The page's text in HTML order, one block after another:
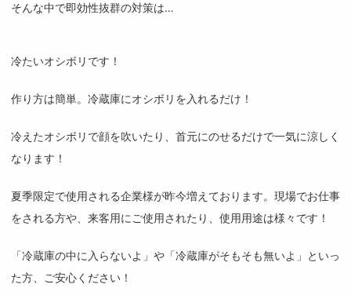
そんな中で即効性抜群の対策は…
冷たいオシボリです！
作り方は簡単。冷蔵庫にオシボリを入れるだけ！
冷えたオシボリで顔を吹いたり、首元にのせるだけで一気に涼しく
なります！
夏季限定で使用される企業様が昨今増えております。現場でお仕事
をされる方や、来客用にご使用されたり、使用用途は様々です！
「冷蔵庫の中に入らないよ」や「冷蔵庫がそもそも無いよ」といっ
た方、ご安心ください！